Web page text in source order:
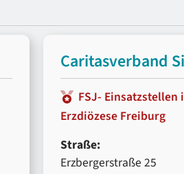
Caritasverband
FSJ-
Erzdiözese Freiburg
Straße:
Erzbergerstraße 25